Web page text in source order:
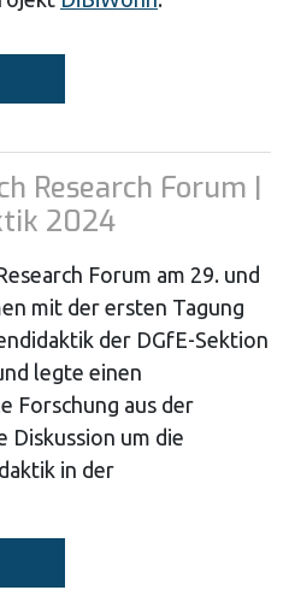
Research Forum |
2024
Forum am 29. und
mit der ersten Tagung
der DGfE-Sektion
legte einen
Forschung aus der
Diskussion um die
in der